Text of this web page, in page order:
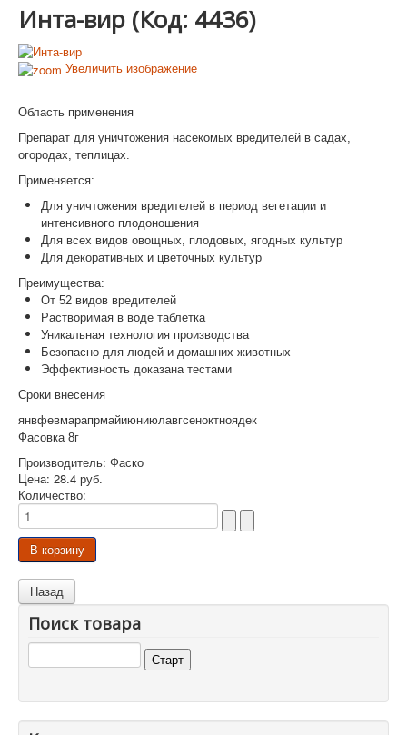
Инта-вир (Код: 4436)
Увеличить изображение
Область применения
Препарат для уничтожения насекомых вредителей в садах,
огородах, теплицах.
Применяется:
Для уничтожения вредителей в период вегетации и
интенсивного плодоношения
Для всех видов овощных, плодовых, ягодных культур
Для декоративных и цветочных культур
Преимущества:
От 52 видов вредителей
Растворимая в воде таблетка
Уникальная технология производства
Безопасно для людей и домашних животных
Эффективность доказана тестами
Сроки внесения
янвфевмарапрмайиюниюлавгсеноктноядек
Фасовка 8г
Производитель: Фаско
Цена: 28.4 руб.
Количество:
Поиск товара